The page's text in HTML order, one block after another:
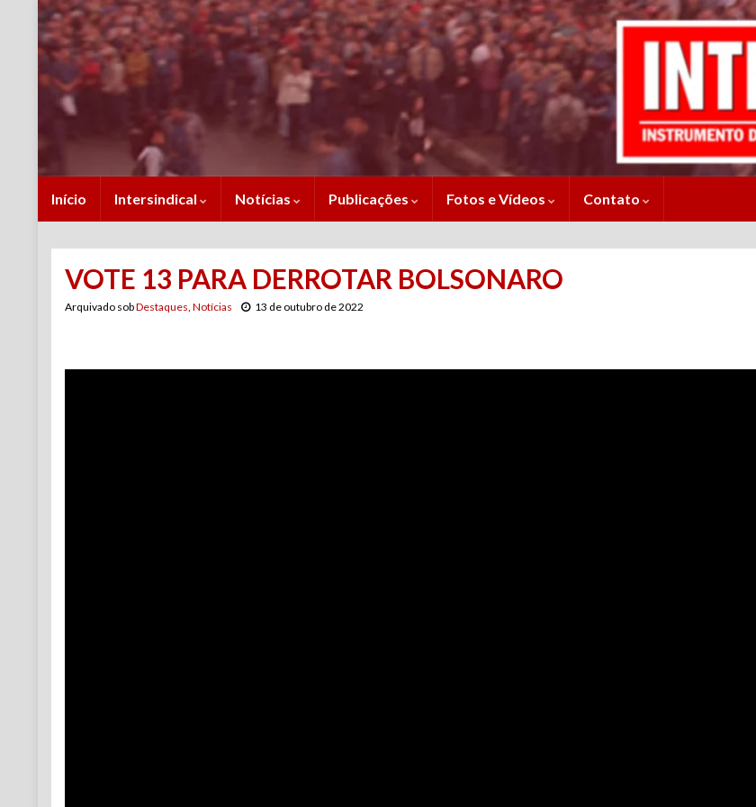
Início Intersindical Notícias Publicações Fotos e Vídeos Contato
VOTE 13 PARA DERROTAR BOLSONARO
Arquivado sobDestaques, Notícias 13 de outubro de 2022